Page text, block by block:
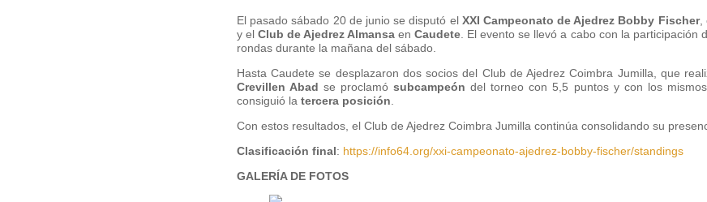
El pasado sábado 20 de junio se disputó el XXI Campeonato de Ajedrez Bobby Fischer,
y elClub de Ajedrez Almansa enCaudete . El evento se llevó a cabo con la
rondas durante la mañana del sábado.
Hasta Caudete se desplazaron dos socios del Club de Ajedrez Coimbra Jumilla, que
Crevillen Abad se proclamósubcampeón del torneo con 5,5 puntos y con los
consiguió la tercera posición
Con estos resultados, el Club de Ajedrez Coimbra Jumilla continúa consolidando su
Clasificación final: https://info64.org/xxi-campeonato-ajedrez-bobby-fischer/standings
GALERÍA DE FOTOS